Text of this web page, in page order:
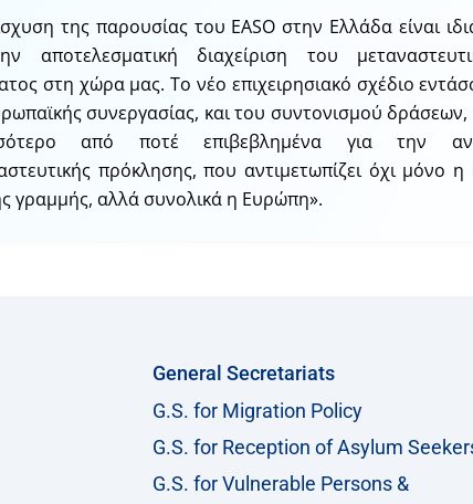
της παρουσίας του EASO στην Ελλάδα είναι
αποτελεσματική διαχείριση του
στη χώρα μας. Το νέο επιχειρησιακό σχέδιο
συνεργασίας, και του συντονισμού
από ποτέ επιβεβλημένα για την
πρόκλησης, που αντιμετωπίζει όχι μόνο
γραμμής, αλλά συνολικά η Ευρώπη».
General Secretariats
G.S. for Migration Policy
G.S. for Reception of Asylum
G.S. for Vulnerable Persons &